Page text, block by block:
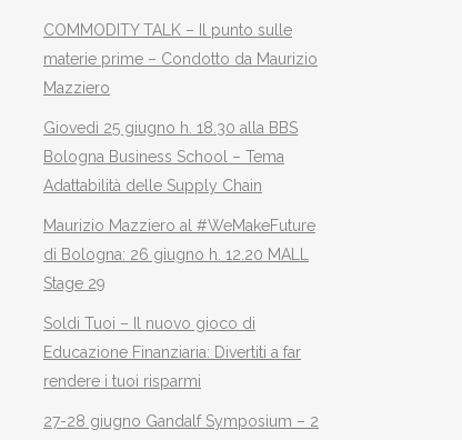
COMMODITY TALK – Il punto sulle
materie prime – Condotto da Maurizio
Mazziero
Giovedì 25 giugno h. 18.30 alla BBS
Bologna Business School – Tema
Adattabilità delle Supply Chain
Maurizio Mazziero al #WeMakeFuture
di Bologna: 26 giugno h. 12.20 MALL
Stage 29
Soldi Tuoi – Il nuovo gioco di
Educazione Finanziaria: Divertiti a far
rendere i tuoi risparmi
27-28 giugno Gandalf Symposium – 2